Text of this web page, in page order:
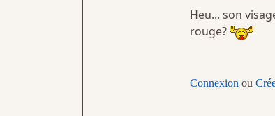
Heu... son
rouge?
Connexion ou